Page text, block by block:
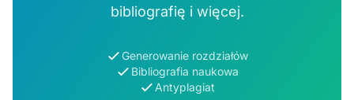
bibliografię i więcej.
Generowanie rozdziałów
Bibliografia naukowa
Antyplagiat